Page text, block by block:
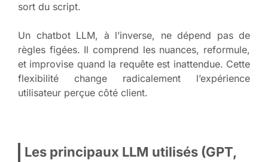
sort du script.
Un chatbot LLM, à l’inverse, ne dépend pas de
règles figées. Il comprend les nuances, reformule,
et improvise quand la requête est inattendue. Cette
flexibilité change radicalement l’expérience
utilisateur perçue côté client.
Les principaux LLM utilisés (GPT,